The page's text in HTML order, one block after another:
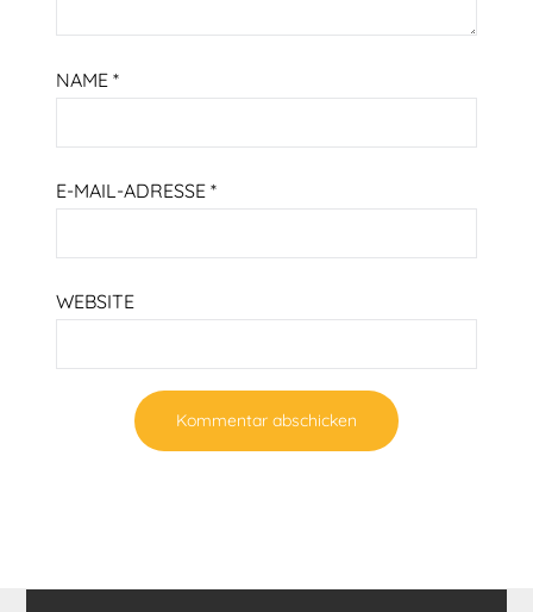
NAME*
E-MAIL-ADRESSE*
WEBSITE